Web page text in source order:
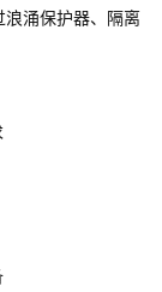
涌保护器、隔离